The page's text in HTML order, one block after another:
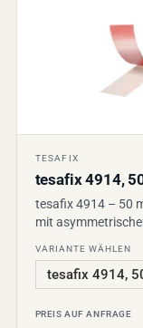
TESAFIX
tesafix 4914,
tesafix 4914 – 50
mit
VARIANTE WÄHLEN
PREIS AUF ANFRAGE